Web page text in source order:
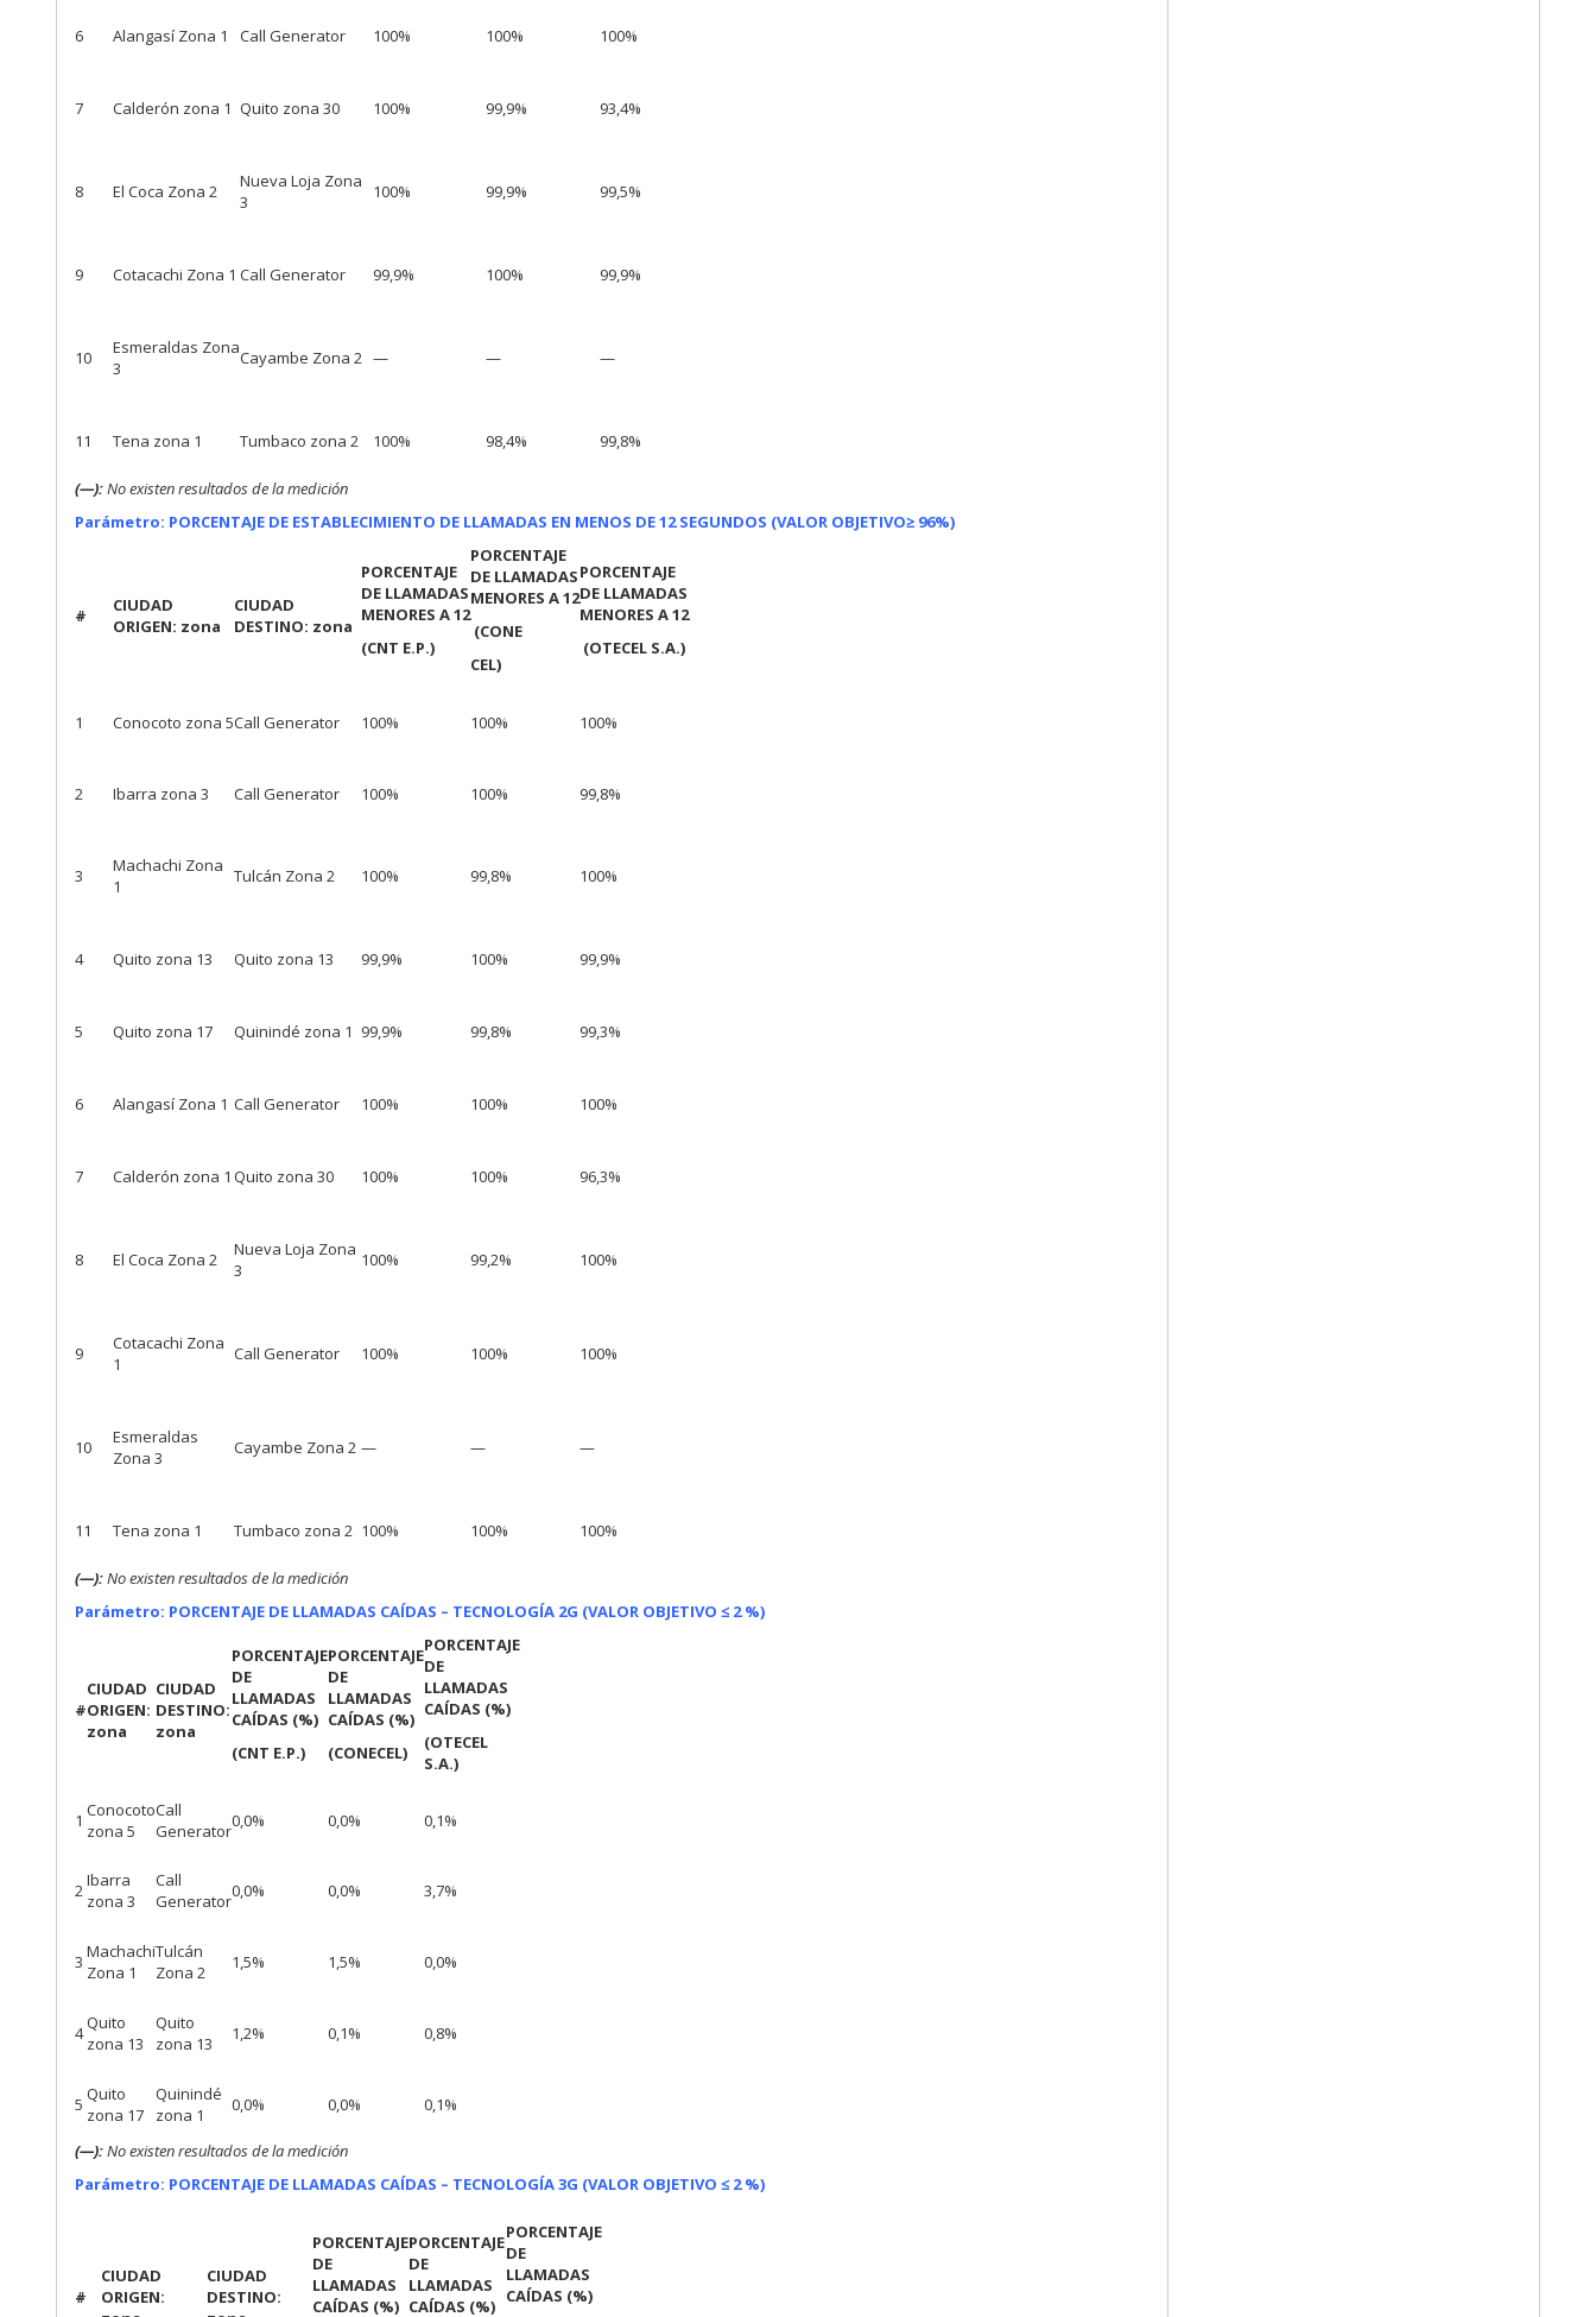
6 Alangasí Zona 1 Call Generator 100% 100% 100%
7 Calderón zona 1 Quito zona 30 100% 99,9% 93,4%
8 El Coca Zona 2
Nueva Loja Zona
3
100% 99,9% 99,5%
9 Cotacachi Zona 1 Call Generator 99,9% 100% 99,9%
10
Esmeraldas Zona
3
Cayambe Zona 2 — — —
11 Tena zona 1 Tumbaco zona 2 100% 98,4% 99,8%
(—):No existen resultados de la medición
Parámetro: PORCENTAJE DE ESTABLECIMIENTO DE LLAMADAS EN MENOS DE 12 SEGUNDOS (VALOR OBJETIVO≥ 96%)
#
CIUDAD
ORIGEN: zona
CIUDAD
DESTINO: zona
PORCENTAJE
DE LLAMADAS
MENORES A 12
(CNT E.P.)
PORCENTAJE
DE LLAMADAS
MENORES A 12
(CONE
CEL)
PORCENTAJE
DE LLAMADAS
MENORES A 12
(OTECEL S.A.)
1 Conocoto zona 5Call Generator 100% 100% 100%
2 Ibarra zona 3 Call Generator 100% 100% 99,8%
3
Machachi Zona
1
Tulcán Zona 2 100% 99,8% 100%
4 Quito zona 13 Quito zona 13 99,9% 100% 99,9%
5 Quito zona 17 Quinindé zona 1 99,9% 99,8% 99,3%
6 Alangasí Zona 1 Call Generator 100% 100% 100%
7 Calderón zona 1 Quito zona 30 100% 100% 96,3%
8 El Coca Zona 2
Nueva Loja Zona
3
100% 99,2% 100%
9
Cotacachi Zona
1
Call Generator 100% 100% 100%
10
Esmeraldas
Zona 3
Cayambe Zona 2 — — —
11 Tena zona 1 Tumbaco zona 2 100% 100% 100%
(—):No existen resultados de la medición
Parámetro: PORCENTAJE DE LLAMADAS CAÍDAS – TECNOLOGÍA 2G (VALOR OBJETIVO ≤ 2 %)
#
CIUDAD
ORIGEN:
zona
CIUDAD
DESTINO:
zona
PORCENTAJE
DE
LLAMADAS
CAÍDAS (%)
(CNT E.P.)
PORCENTAJE
DE
LLAMADAS
CAÍDAS (%)
(CONECEL)
PORCENTAJE
DE
LLAMADAS
CAÍDAS (%)
(OTECEL
S.A.)
1 Conocoto
zona 5
Call
Generator0,0% 0,0% 0,1%
2Ibarra
zona 3
Call
Generator0,0% 0,0% 3,7%
3 Machachi
Zona 1
Tulcán
Zona 2
1,5% 1,5% 0,0%
4Quito
zona 13
Quito
zona 13
1,2% 0,1% 0,8%
5 Quito
zona 17
Quinindé
zona 1
0,0% 0,0% 0,1%
(—):No existen resultados de la medición
Parámetro: PORCENTAJE DE LLAMADAS CAÍDAS – TECNOLOGÍA 3G (VALOR OBJETIVO ≤ 2 %)
#
CIUDAD
ORIGEN:
CIUDAD
DESTINO:
PORCENTAJE
DE
LLAMADAS
CAÍDAS (%)
PORCENTAJE
DE
LLAMADAS
CAÍDAS (%)
PORCENTAJE
DE
LLAMADAS
CAÍDAS (%)